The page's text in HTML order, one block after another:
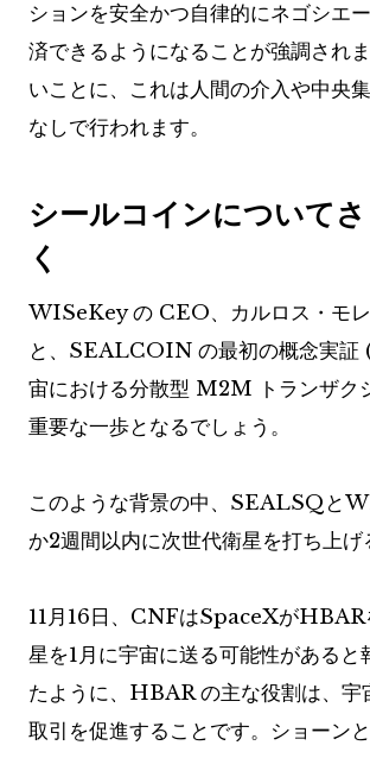
ションを安全かつ自律的にネゴシエ
済できるようになることが強調され
いことに、これは人間の介入や中央
なしで行われます。
シールコインについて
く
WISeKey の CEO、カルロス・モ
と、SEALCOIN の最初の概念実証
宙における分散型 M2M トランザク
重要な一歩となるでしょう。
このような背景の中、SEALSQと
か2週間以内に次世代衛星を打ち上げ
11月16日、CNFはSpaceXがHBAR
星を1月に宇宙に送る可能性があると
たように、HBAR の主な役割は、宇
取引を促進することです。ショーン